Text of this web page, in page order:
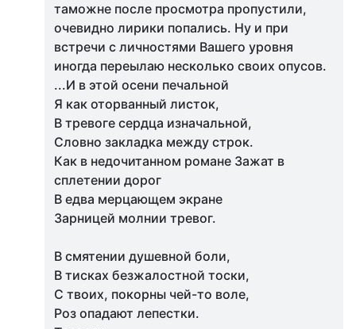
таможне после просмотра пропустили,
очевидно лирики попались. Ну и при
встречи с личностями Вашего уровня
иногда переылаю несколько своих опусов.
...И в этой осени печальной
Я как оторванный листок,
В тревоге сердца изначальной,
Словно закладка между строк.
Как в недочитанном романе Зажат в
сплетении дорог
В едва мерцающем экране
Зарницей молнии тревог.
В смятении душевной боли,
В тисках безжалостной тоски,
С твоих, покорны чей-то воле,
Роз опадают лепестки.